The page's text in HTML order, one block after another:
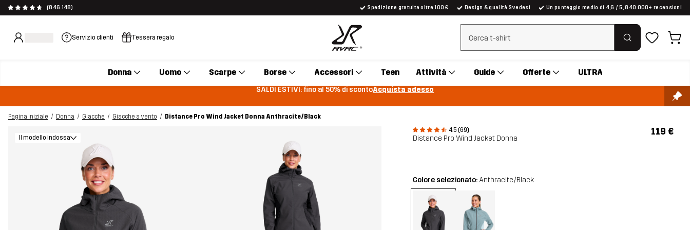
(846.148) Spedizione gratuita oltre 100 € Design & qualità Svedesi Un punteggio medio di 4,6 / 5, 840.000+ recensioni
Servizio clienti Tessera regalo Cancella ricerca
Donna Uomo Scarpe Borse Accessori Teen Attività Guide Offerte ULTRA
SALDI ESTIVI: fino al 50% di scontoAcquista adesso
Pagina iniziale Donna Giacche Giacche a vento
Distance Pro Wind Jacket Donna Anthracite/Black
4.5 (69)
Distance Pro Wind Jacket Donna
119 €
Il modello indossa
Colore selezionato: Anthracite/Black